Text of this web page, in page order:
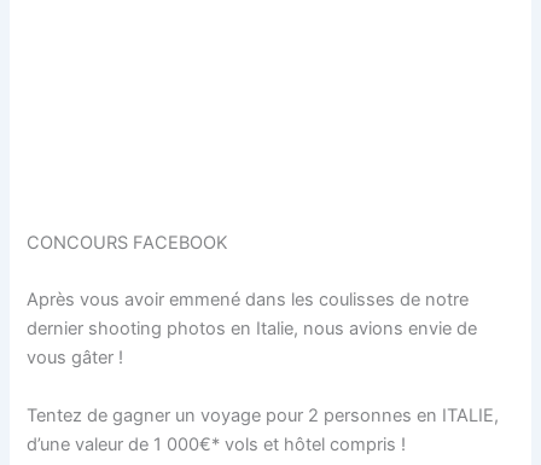
CONCOURS FACEBOOK
Après vous avoir emmené dans les coulisses de notre
dernier shooting photos en Italie, nous avions envie de
vous gâter !
Tentez de gagner un voyage pour 2 personnes en ITALIE,
d’une valeur de 1 000€* vols et hôtel compris !